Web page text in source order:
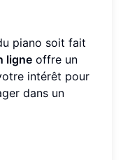
piano soit fait
ligne offre un
intérêt pour
dans un